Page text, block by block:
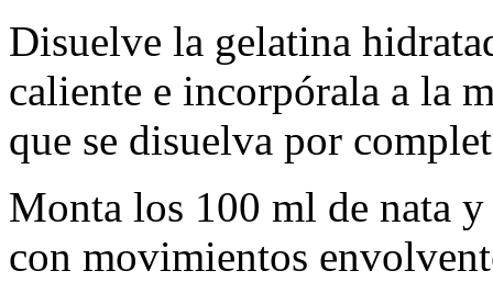
Disuelve la gelatina
caliente e incorpórala a la
que se disuelva por
Monta los 100 ml de nata
con movimientos